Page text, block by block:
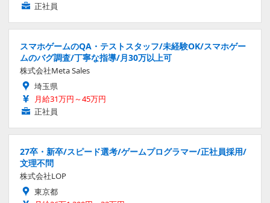
正社員
スマホゲームのQA・テストスタッフ/未経験OK/スマホゲー
ムのバグ調査/丁寧な指導/月30万以上可
株式会社Meta Sales
埼玉県
月給31万円～45万円
正社員
27卒・新卒/スピード選考/ゲームプログラマー/正社員採用/
文理不問
株式会社LOP
東京都